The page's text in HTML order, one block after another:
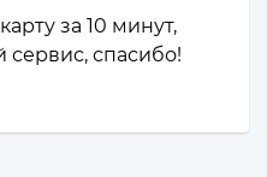
за 10 минут,
спасибо!